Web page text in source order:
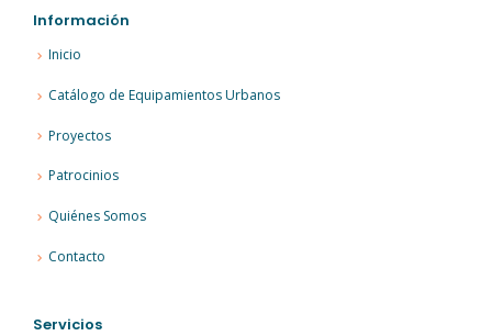
Información
Inicio
Catálogo de Equipamientos Urbanos
Proyectos
Patrocinios
Quiénes Somos
Contacto
Servicios